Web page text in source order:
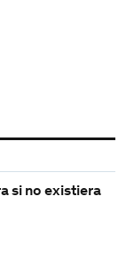
si no existiera